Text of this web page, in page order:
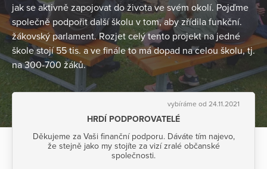
jak se aktivně zapojovat do života ve svém okolí. Pojďme
společně podpořit další školu v tom, aby zřídila funkční.
žákovský parlament. Rozjet celý tento projekt na jedné
škole stojí 55 tis. a ve finále to má dopad na celou školu, tj.
na 300-700 žáků.
vybíráme od 24.11.2021
HRDÍ PODPOROVATELÉ
Děkujeme za Vaši finanční podporu. Dáváte tím najevo,
že stejně jako my stojíte za vizí zralé občanské
společnosti.